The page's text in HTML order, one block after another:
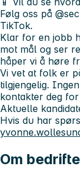
Følg oss på
TikTok.
Klar for en jobb
mot mål og ser
håper vi å høre
Vi vet at folk er
tilgjengelig.
kontakter deg
Aktuelle
Hvis du har
Om